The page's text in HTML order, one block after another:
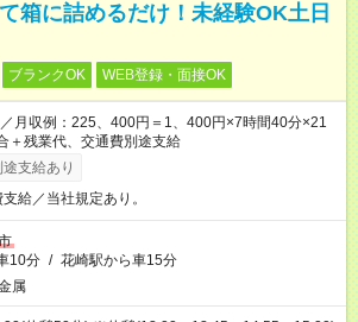
箱に詰めるだけ！未経験OK土日
ブランクOK WEB登録・面接OK
月収例：225、400円＝1、400円×7時間40分×21
＋残業代、交通費別途支給
支給あり
給／当社規定あり。
10分 / 花崎駅から車15分
属